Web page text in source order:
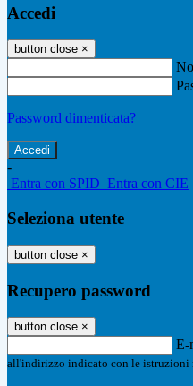
Accedi
button close ×
Password dimenticata?
-
Entra con SPID Entra con CIE
Seleziona utente
button close ×
Recupero password
button close ×
E-
all'indirizzo indicato con le istruzioni